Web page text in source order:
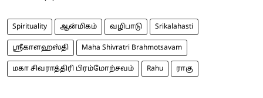
Spirituality ஆன்மிகம் வழிபாடு Srikalahasti
ஸ்ரீகாளஹஸ்தி Maha Shivratri Brahmotsavam
மகா சிவராத்திரி பிரம்மோற்சவம் Rahu ராகு